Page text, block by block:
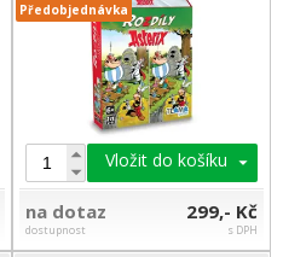
Předobjednávka
Vložit do košíku
na dotaz
dostupnost
299,- Kč
s DPH